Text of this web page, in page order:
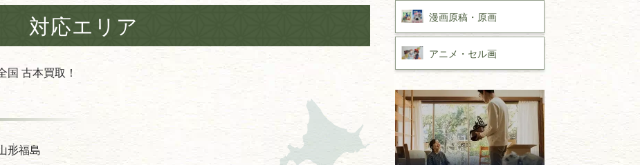
対応エリア
古本買取！
形福島
漫画原稿・ 原画
アニメ・ セル画